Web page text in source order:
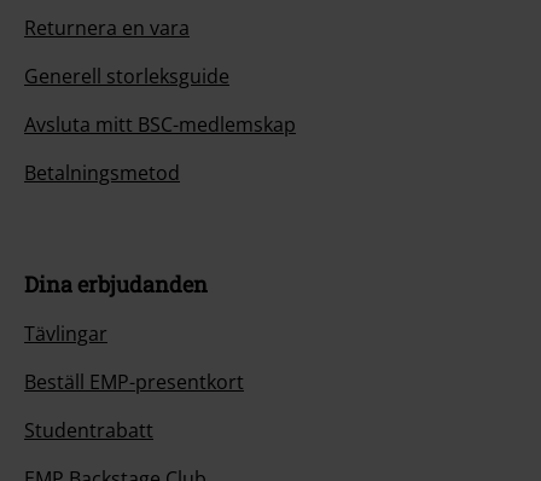
Returnera en vara
Generell storleksguide
Avsluta mitt BSC-medlemskap
Betalningsmetod
Dina erbjudanden
Tävlingar
Beställ EMP-presentkort
Studentrabatt
EMP Backstage Club